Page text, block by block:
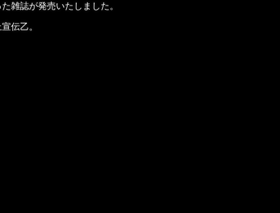
雑誌が発売いたしました。
伝乙。